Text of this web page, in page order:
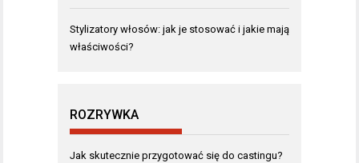
Stylizatory włosów: jak je stosować i jakie mają
właściwości?
ROZRYWKA
Jak skutecznie przygotować się do castingu?